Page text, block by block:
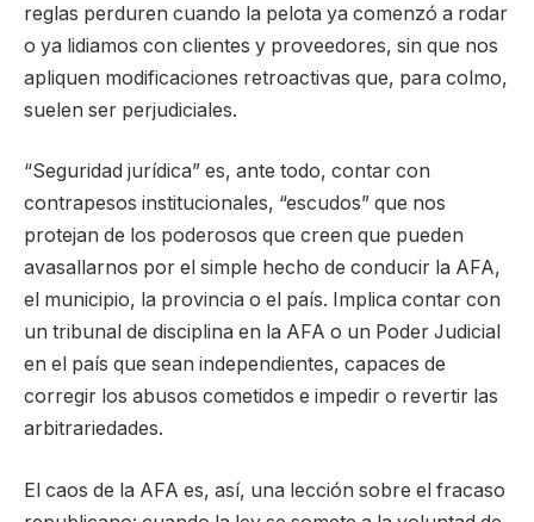
reglas perduren cuando la pelota ya comenzó a rodar
o ya lidiamos con clientes y proveedores, sin que nos
apliquen modificaciones retroactivas que, para colmo,
suelen ser perjudiciales.
“Seguridad jurídica” es, ante todo, contar con
contrapesos institucionales, “escudos” que nos
protejan de los poderosos que creen que pueden
avasallarnos por el simple hecho de conducir la AFA,
el municipio, la provincia o el país. Implica contar con
un tribunal de disciplina en la AFA o un Poder Judicial
en el país que sean independientes, capaces de
corregir los abusos cometidos e impedir o revertir las
arbitrariedades.
El caos de la AFA es, así, una lección sobre el fracaso